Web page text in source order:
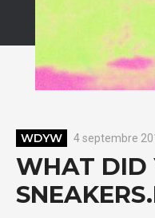
WDYW 4 septembre
WHAT DID